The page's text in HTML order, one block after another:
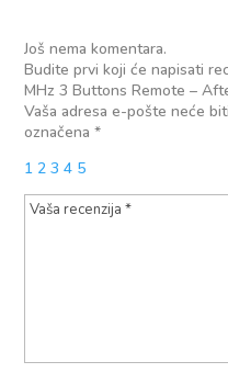
Još nema komentara.
Budite prvi koji će napisati
MHz 3 Buttons Remote –
Vaša adresa e-pošte neće
označena*
1 2 3 4 5